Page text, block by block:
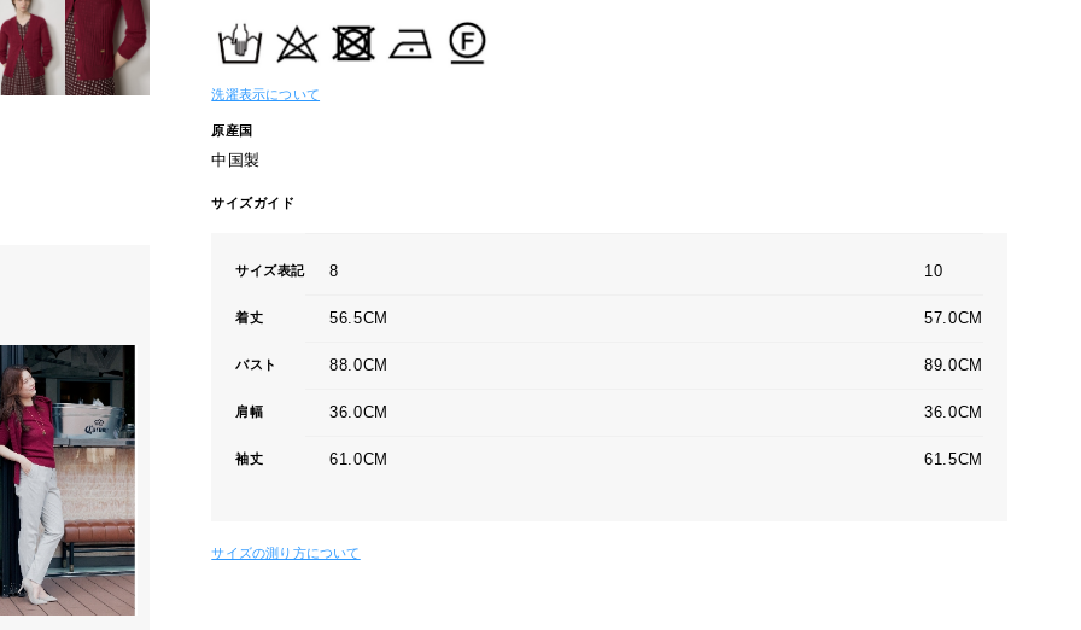
洗濯表示について
原産国
中国製
サイズガイド
サイズ表記 8 10
着丈 56.5CM 57.0CM
バスト 88.0CM 89.0CM
肩幅 36.0CM 36.0CM
袖丈 61.0CM 61.5CM
サイズの測り方について